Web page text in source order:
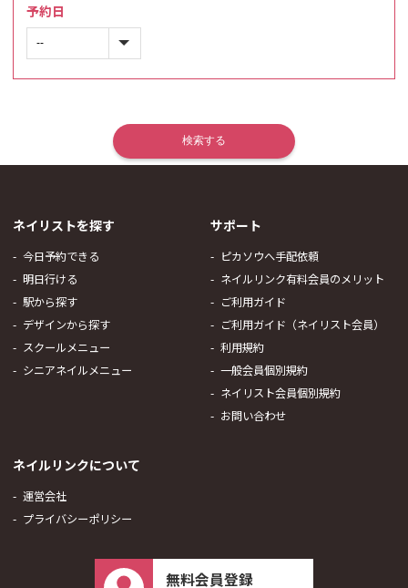
予約日
ネイリストを探す
今日予約できる
明日行ける
駅から探す
デザインから探す
スクールメニュー
シニアネイルメニュー
サポート
ピカソウへ手配依頼
ネイルリンク有料会員のメリット
ご利用ガイド
ご利用ガイド（ネイリスト会員）
利用規約
一般会員個別規約
ネイリスト会員個別規約
お問い合わせ
ネイルリンクについて
運営会社
プライバシーポリシー
無料会員登録